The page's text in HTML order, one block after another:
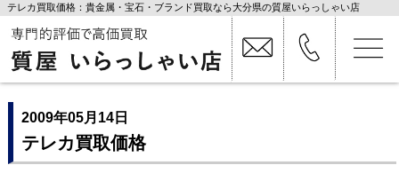
テレカ買取価格：貴金属・宝石・ブランド買取なら大分県の質屋いらっしゃい店
2009年05月14日
テレカ買取価格